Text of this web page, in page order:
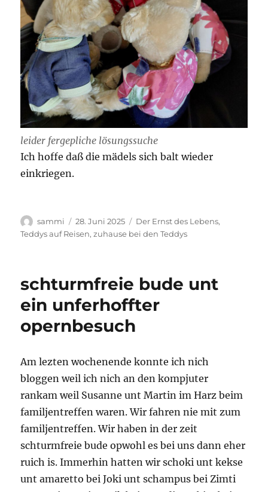
leider fergepliche lösungssuche
Ich hoffe daß die mädels sich balt wieder
einkriegen.
Autor
sammi
Veröffentlicht
am
28. Juni 2025 Kategorien
Der Ernst des Lebens,
Teddys auf Reisen,zuhause bei den Teddys
schturmfreie bude unt
ein unferhoffter
opernbesuch
Am lezten wochenende konnte ich nich
bloggen weil ich nich an den kompjuter
rankam weil Susanne unt Martin im Harz beim
familjentreffen waren. Wir fahren nie mit zum
familjentreffen. Wir haben in der zeit
schturmfreie bude opwohl es bei uns dann eher
ruich is. Immerhin hatten wir schoki unt kekse
unt amaretto bei Joki unt schampus bei Zimti